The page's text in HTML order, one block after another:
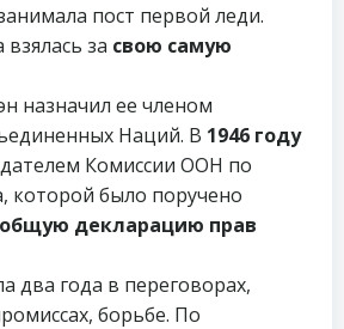
пост первой леди.
за свою самую
назначил ее членом
Наций. В 1946 году
Комиссии ООН по
которой было поручено
декларацию прав
два года в переговорах,
борьбе. По